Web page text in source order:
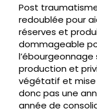
Post
redoublée pour
réserves et
dommageable
production et
végétatif et mise
donc pas une
année de